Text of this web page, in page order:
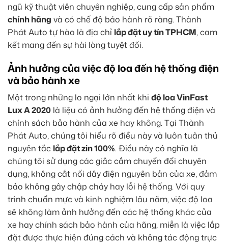
ngũ kỹ thuật viên chuyên nghiệp, cung cấp sản phẩm
chính hãng và có chế độ bảo hành rõ ràng. Thành
Phát Auto tự hào là địa chỉ lắp đặt uy tín TPHCM, cam
kết mang đến sự hài lòng tuyệt đối.
Ảnh hưởng của việc độ loa đến hệ thống điện
và bảo hành xe
Một trong những lo ngại lớn nhất khi độ loa VinFast
Lux A 2020 là liệu có ảnh hưởng đến hệ thống điện và
chính sách bảo hành của xe hay không. Tại Thành
Phát Auto, chúng tôi hiểu rõ điều này và luôn tuân thủ
nguyên tắc lắp đặt zin 100%. Điều này có nghĩa là
chúng tôi sử dụng các giắc cắm chuyển đổi chuyên
dụng, không cắt nối dây điện nguyên bản của xe, đảm
bảo không gây chập cháy hay lỗi hệ thống. Với quy
trình chuẩn mực và kinh nghiệm lâu năm, việc độ loa
sẽ không làm ảnh hưởng đến các hệ thống khác của
xe hay chính sách bảo hành của hãng, miễn là việc lắp
đặt được thực hiện đúng cách và không tác động trực